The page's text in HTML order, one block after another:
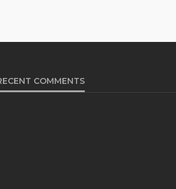
COMMENTS